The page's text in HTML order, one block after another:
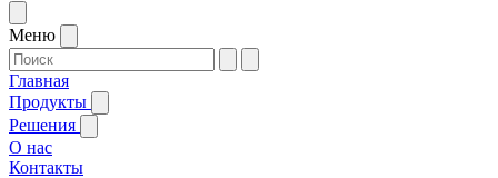
Меню
Главная
Продукты
Решения
О нас
Контакты